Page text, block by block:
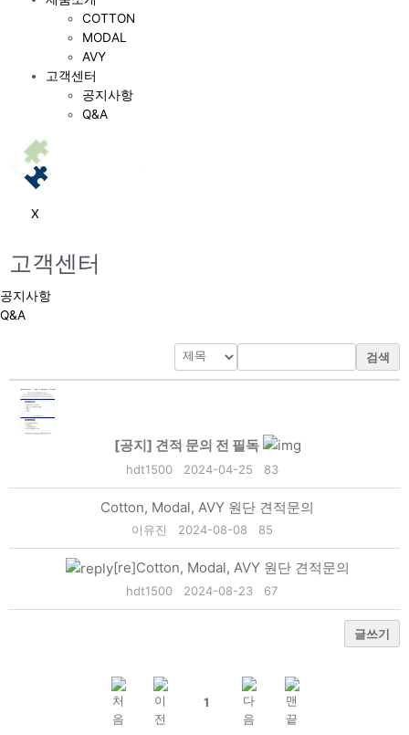
COTTON
MODAL
AVY
고객센터
공지사항
Q&A
X
고객센터
공지사항
Q&A
검색
[공지] 견적 문의 전 필독
hdt1500 2024-04-25 83
Cotton, Modal, AVY 원단 견적문의
이유진 2024-08-08 85
[re]Cotton, Modal, AVY 원단 견적문의
hdt1500 2024-08-23 67
글쓰기
1